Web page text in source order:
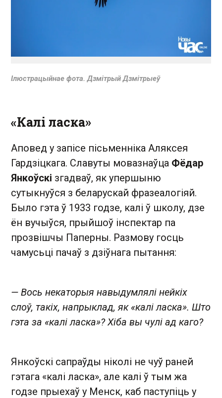
Ілюстрацыйнае фота. Дзмітрый Дзмітрыеў
«Калі ласка»
Аповед у запісе пісьменніка Аляксея
Гардзіцкага. Славуты мовазнаўца Фёдар
Янкоўскі згадваў, як упершыню
сутыкнуўся з беларускай фразеалогіяй.
Было гэта ў 1933 годзе, калі ў школу, дзе
ён вучыўся, прыйшоў інспектар па
прозвішчы Паперны. Размову госць
чамусьці пачаў з дзіўнага пытання:
— Вось некаторыя навыдумлялі нейкіх
слоў, такіх, напрыклад, як «калі ласка». Што
гэта за «калі ласка»? Хіба вы чулі ад каго?
Янкоўскі сапраўды ніколі не чуў раней
гэтага «калі ласка», але калі ў тым жа
годзе прыехаў у Менск, каб паступіць у